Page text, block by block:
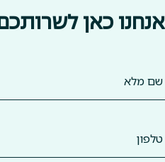
אנחנו כאן לשרותכם